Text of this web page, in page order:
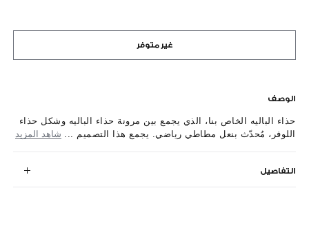
غير متوفر
الوصف
حذاء الباليه الخاص بنا، الذي يجمع بين مرونة حذاء الباليه وشكل حذاء
اللوفر، مُحدّث بنعل مطاطي رياضي. يجمع هذا التصميم ... شاهد المزيد
التفاصيل